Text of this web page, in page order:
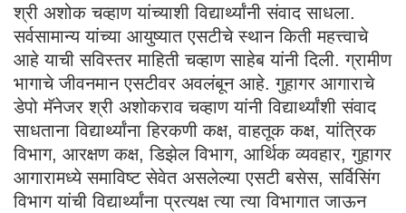
श्री अशोक चव्हाण यांच्याशी विद्यार्थ्यांनी संवाद साधला.
सर्वसामान्य यांच्या आयुष्यात एसटीचे स्थान किती महत्त्वाचे
आहे याची सविस्तर माहिती चव्हाण साहेब यांनी दिली. ग्रामीण
भागाचे जीवनमान एसटीवर अवलंबून आहे. गुहागर आगाराचे
डेपो मॅनेजर श्री अशोकराव चव्हाण यांनी विद्यार्थ्यांशी संवाद
साधताना विद्यार्थ्यांना हिरकणी कक्ष, वाहतूक कक्ष, यांत्रिक
विभाग, आरक्षण कक्ष, डिझेल विभाग, आर्थिक व्यवहार, गुहागर
आगारामध्ये समाविष्ट सेवेत असलेल्या एसटी बसेस, सर्विसिंग
विभाग यांची विद्यार्थ्यांना प्रत्यक्ष त्या त्या विभागात जाऊन